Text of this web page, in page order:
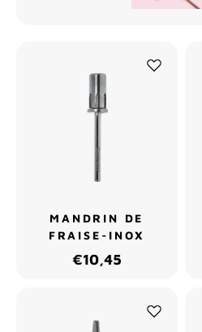
MANDRIN DE
FRAISE-INOX
€10,45